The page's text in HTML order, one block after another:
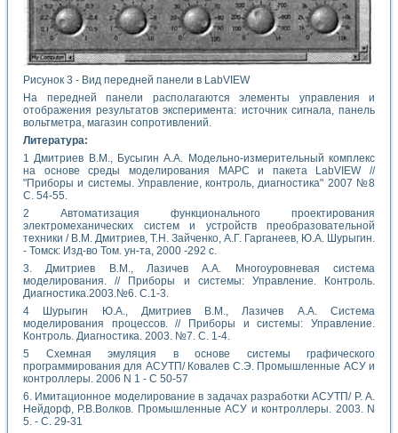
Рисунок 3 - Вид передней панели в LabVIEW
На передней панели располагаются элементы управления и
отображения результатов эксперимента: источник сигнала, панель
вольтметра, магазин сопротивлений.
Литература:
1 Дмитриев В.М., Бусыгин А.А. Модельно-измерительный комплекс
на основе среды моделирования МАРС и пакета LabVIEW //
"Приборы и системы. Управление, контроль, диагностика" 2007 №8
С. 54-55.
2 Автоматизация функционального проектирования
электромеханических систем и устройств преобразовательной
техники / В.М. Дмитриев, Т.Н. Зайченко, А.Г. Гарганеев, Ю.А. Шурыгин.
- Томск: Изд-во Том. ун-та, 2000 -292 с.
3. Дмитриев В.М., Лазичев А.А. Многоуровневая система
моделирования. // Приборы и системы: Управление. Контроль.
Диагностика.2003.№6. С.1-3.
4 Шурыгин Ю.А., Дмитриев В.М., Лазичев А.А. Система
моделирования процессов. // Приборы и системы: Управление.
Контроль. Диагностика. 2003. №7. С. 1-4.
5 Схемная эмуляция в основе системы графического
программирования для АСУТП/ Ковалев С.Э. Промышленные АСУ и
контроллеры. 2006 N 1 - С 50-57
6. Имитационное моделирование в задачах разработки АСУТП/ Р. А.
Нейдорф, Р.В.Волков. Промышленные АСУ и контроллеры. 2003. N
5. - С. 29-31